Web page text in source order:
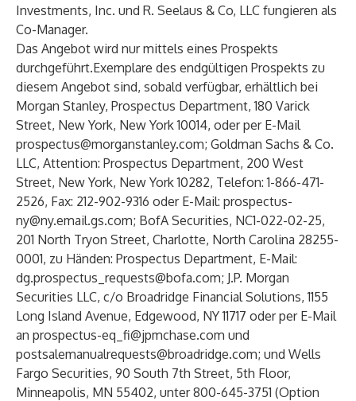
Investments, Inc. und R. Seelaus & Co, LLC fungieren als
Co-Manager.
Das Angebot wird nur mittels eines Prospekts
durchgeführt.Exemplare des endgültigen Prospekts zu
diesem Angebot sind, sobald verfügbar, erhältlich bei
Morgan Stanley, Prospectus Department, 180 Varick
Street, New York, New York 10014, oder per E-Mail
prospectus@morganstanley.com; Goldman Sachs & Co.
LLC, Attention: Prospectus Department, 200 West
Street, New York, New York 10282, Telefon: 1-866-471-
2526, Fax: 212-902-9316 oder E-Mail: prospectus-
ny@ny.email.gs.com; BofA Securities, NC1-022-02-25,
201 North Tryon Street, Charlotte, North Carolina 28255-
0001, zu Händen: Prospectus Department, E-Mail:
dg.prospectus_requests@bofa.com; J.P. Morgan
Securities LLC, c/o Broadridge Financial Solutions, 1155
Long Island Avenue, Edgewood, NY 11717 oder per E-Mail
an prospectus-eq_fi@jpmchase.com und
postsalemanualrequests@broadridge.com; und Wells
Fargo Securities, 90 South 7th Street, 5th Floor,
Minneapolis, MN 55402, unter 800-645-3751 (Option